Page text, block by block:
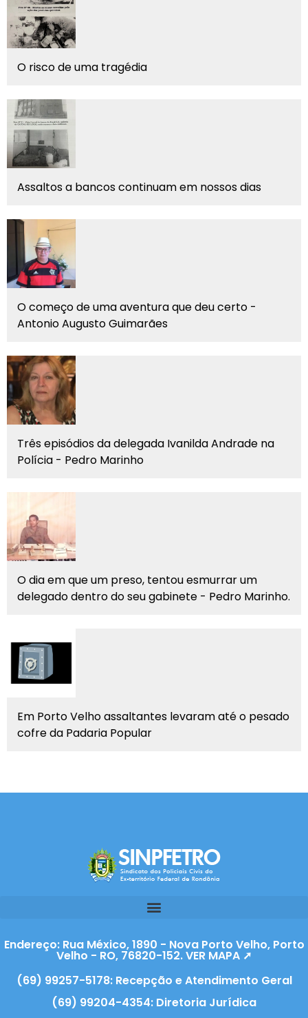
O risco de uma tragédia
Assaltos a bancos continuam em nossos dias
O começo de uma aventura que deu certo -
Antonio Augusto Guimarães
Três episódios da delegada Ivanilda Andrade na
Polícia - Pedro Marinho
O dia em que um preso, tentou esmurrar um
delegado dentro do seu gabinete - Pedro Marinho.
Em Porto Velho assaltantes levaram até o pesado
cofre da Padaria Popular
Endereço: Rua México, 1890 - Nova Porto Velho, Porto
Velho - RO, 76820-152. VER MAPA ➚
(69) 99257-5178: Recepção e Atendimento Geral
(69) 99204-4354: Diretoria Jurídica